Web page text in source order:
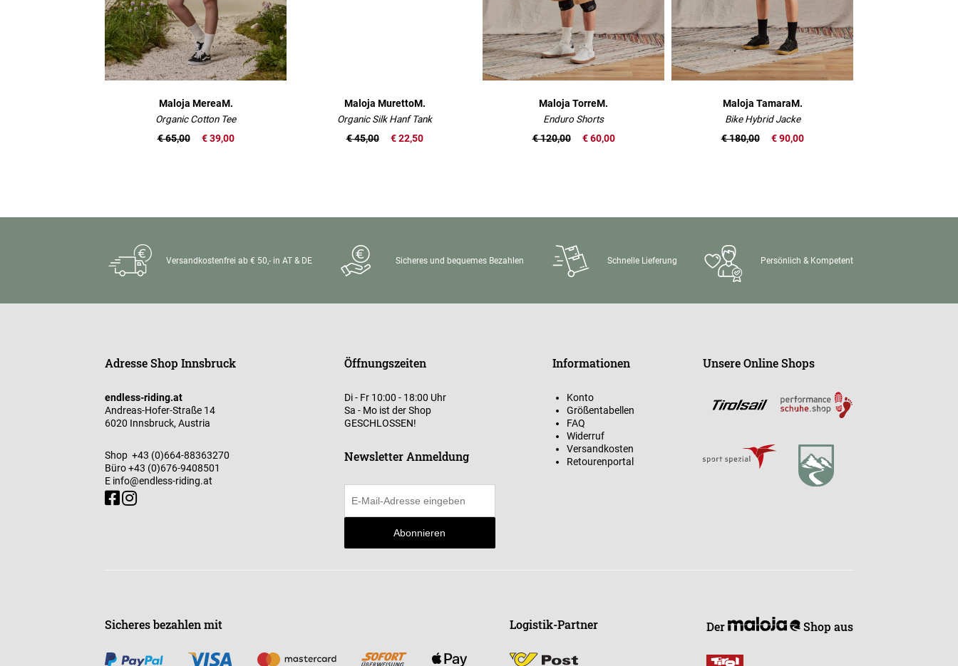
Maloja MereaM.
Organic Cotton Tee
€ 39,00
€ 65,00
Maloja MurettoM.
Organic Silk Hanf Tank
€ 22,50
€ 45,00
Maloja TorreM.
Enduro Shorts
€ 60,00
€ 120,00
Maloja TamaraM.
Bike Hybrid Jacke
€ 90,00
€ 180,00
Versandkostenfrei ab € 50,- in AT & DE Sicheres und bequemes Bezahlen Schnelle Lieferung Persönlich & Kompetent
Adresse Shop Innsbruck
endless-riding.at
Andreas-Hofer-Straße 14
6020 Innsbruck, Austria
Shop +43 (0)664-88363270
Büro+43 (0)676-9408501
E info@endless-riding.at
Öffnungszeiten
Di - Fr 10:00 - 18:00 Uhr
Sa - Mo ist der Shop
GESCHLOSSEN!
Newsletter Anmeldung
Abonnieren
Informationen
Konto
Größentabellen
FAQ
Widerruf
Versandkosten
Retourenportal
Unsere Online Shops
Sicheres bezahlen mit Logistik-Partner Der Shop aus